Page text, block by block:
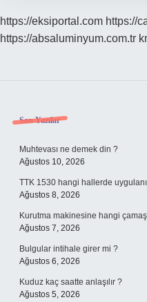
https://eksiportal.com https://
https://absaluminyum.com.tr
Sidebar
Son Yazılar
Muhtevası ne demek din ?
Ağustos 10, 2026
TTK 1530 hangi hallerde
Ağustos 8, 2026
Kurutma makinesine hangi
Ağustos 7, 2026
Bulgular intihale girer mi ?
Ağustos 6, 2026
Kuduz kaç saatte anlaşılır ?
Ağustos 5, 2026